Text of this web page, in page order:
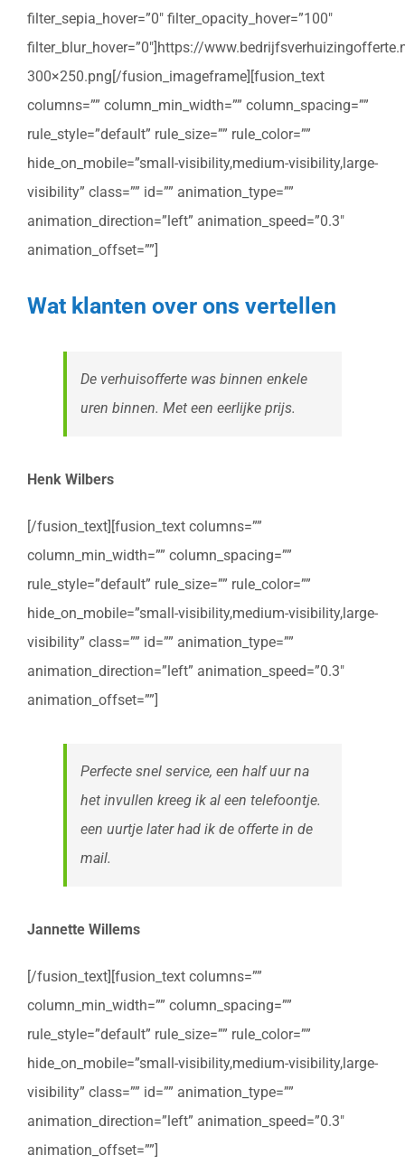
filter_sepia_hover=”0″ filter_opacity_hover=”100″
filter_blur_hover=”0″]https://
300×250.png[/fusion_imageframe][fusion_text
columns=”” column_min_width=”” column_spacing=””
rule_style=”default” rule_size=”” rule_color=””
hide_on_mobile=”small-visibility,medium-visibility,large-
visibility” class=”” id=”” animation_type=””
animation_direction=”left” animation_speed=”0.3″
animation_offset=””]
Wat klanten over ons vertellen
De verhuisofferte was binnen enkele
uren binnen. Met een eerlijke prijs.
Henk Wilbers
[/fusion_text][fusion_text columns=””
column_min_width=”” column_spacing=””
rule_style=”default” rule_size=”” rule_color=””
hide_on_mobile=”small-visibility,medium-visibility,large-
visibility” class=”” id=”” animation_type=””
animation_direction=”left” animation_speed=”0.3″
animation_offset=””]
Perfecte snel service, een half uur na
het invullen kreeg ik al een telefoontje.
een uurtje later had ik de offerte in de
mail.
Jannette Willems
[/fusion_text][fusion_text columns=””
column_min_width=”” column_spacing=””
rule_style=”default” rule_size=”” rule_color=””
hide_on_mobile=”small-visibility,medium-visibility,large-
visibility” class=”” id=”” animation_type=””
animation_direction=”left” animation_speed=”0.3″
animation_offset=””]